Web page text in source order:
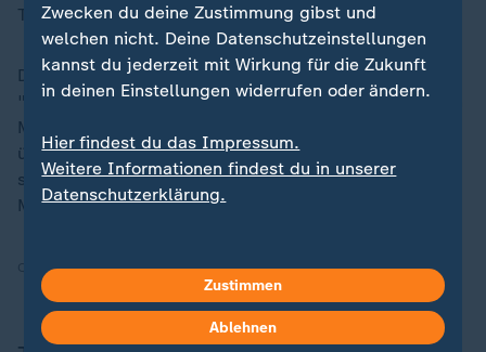
Thorsten Frei im ZDF. Nötig seien Zurückweisungen.
Die Lösung in der Asyl- und Flüchtlingspolitik müsse
"eine europäische" sein, mahnte die Grünen-Politikerin
Mona Neubaur. Sie erwarte, dass auch Merz "als
überzeugter Europäer" das "stark in den Vordergrund
stellt", sagte die nordrhein-westfälische Vize-
Ministerpräsidentin dem ZDF.
Quelle:Reuters, dpa, AFP
Zwecken du deine Zustimmung gibst und
welchen nicht. Deine Datenschutzeinstellungen
kannst du jederzeit mit Wirkung für die Zukunft
in deinen Einstellungen widerrufen oder ändern.
Hier findest du das Impressum.
Weitere Informationen findest du in unserer
Datenschutzerklärung.
Zustimmen
Ablehnen